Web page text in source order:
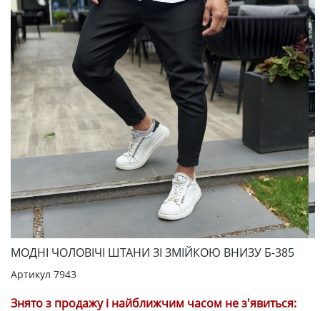
МОДНІ ЧОЛОВІЧІ ШТАНИ ЗІ ЗМІЙКОЮ ВНИЗУ Б-385
Артикул 7943
Знято з продажу і найближчим часом не з'явиться: